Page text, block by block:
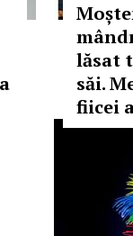
lăsat
săi.
fiicei